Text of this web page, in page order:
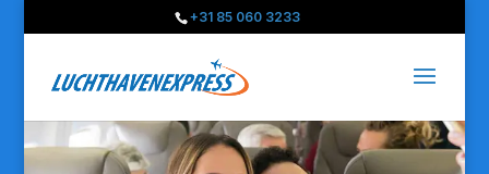
+31 85 060 3233